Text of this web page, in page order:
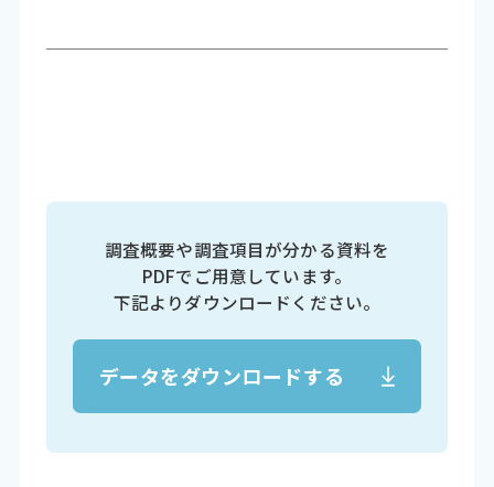
調査概要や調査項目が分かる資料を
PDFでご用意しています。
下記よりダウンロードください。
データをダウンロードする